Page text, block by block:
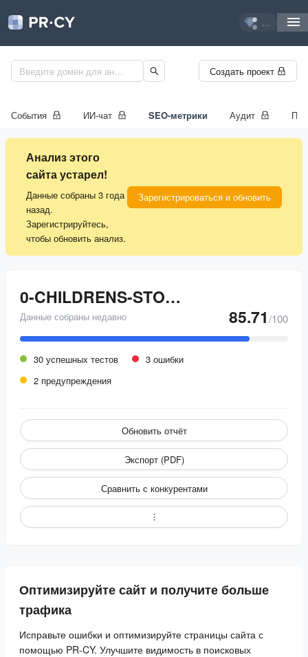
...
Создать проект
События ИИ-чат SEO-метрики Аудит
Анализ этого
сайта устарел!
Данные собраны 3 года
назад.
Зарегистрируйтесь,
чтобы обновить анализ.
Зарегистрироваться и обновить
0-CHILDRENS-STORE.BUSINESS.SITE
Данные собраны недавно 85.71/100
30 успешных тестов
3 ошибки
2 предупреждения
Обновить отчёт
Экспорт (PDF)
Сравнить с конкурентами
Оптимизируйте сайт и получите больше
трафика
Исправьте ошибки и оптимизируйте страницы сайта с
помощью PR-CY. Улучшите видимость в поисковых